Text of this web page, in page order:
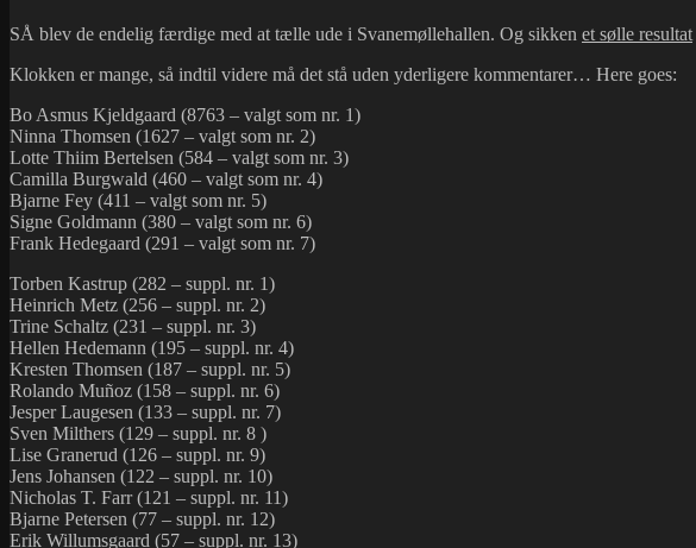
SÅ blev de endelig færdige med at tælle ude i Svanemøllehallen. Og sikken et sølle resultat
Klokken er mange, så indtil videre må det stå uden yderligere kommentarer… Here goes:
Bo Asmus Kjeldgaard (8763 – valgt som nr. 1)
Ninna Thomsen (1627 – valgt som nr. 2)
Lotte Thiim Bertelsen (584 – valgt som nr. 3)
Camilla Burgwald (460 – valgt som nr. 4)
Bjarne Fey (411 – valgt som nr. 5)
Signe Goldmann (380 – valgt som nr. 6)
Frank Hedegaard (291 – valgt som nr. 7)
Torben Kastrup (282 – suppl. nr. 1)
Heinrich Metz (256 – suppl. nr. 2)
Trine Schaltz (231 – suppl. nr. 3)
Hellen Hedemann (195 – suppl. nr. 4)
Kresten Thomsen (187 – suppl. nr. 5)
Rolando Muñoz (158 – suppl. nr. 6)
Jesper Laugesen (133 – suppl. nr. 7)
Sven Milthers (129 – suppl. nr. 8 )
Lise Granerud (126 – suppl. nr. 9)
Jens Johansen (122 – suppl. nr. 10)
Nicholas T. Farr (121 – suppl. nr. 11)
Bjarne Petersen (77 – suppl. nr. 12)
Erik Willumsgaard (57 – suppl. nr. 13)